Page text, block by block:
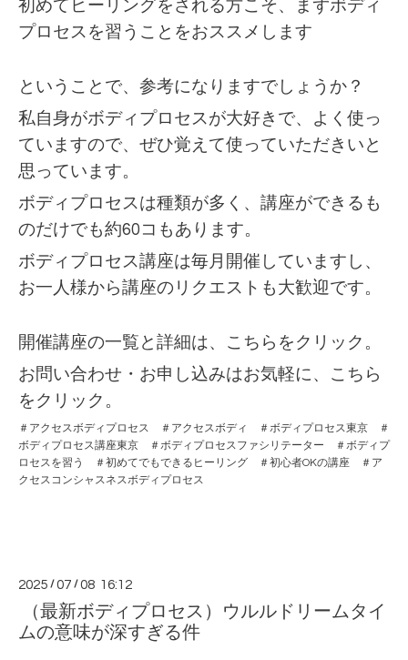
初めてヒーリングをされる方こそ、まずボディ
プロセスを習うことをおススメします
ということで、参考になりますでしょうか？
私自身がボディプロセスが大好きで、よく使っ
ていますので、ぜひ覚えて使っていただきいと
思っています。
ボディプロセスは種類が多く、講座ができるも
のだけでも約60コもあります。
ボディプロセス講座は毎月開催していますし、
お一人様から講座のリクエストも大歓迎です。
開催講座の一覧と詳細は、
こちらをクリック。
お問い合わせ・お申し込みはお気軽に、
こちら
をクリック。
＃アクセスボディプロセス ＃アクセスボディ ＃ボディプロセス東京 ＃
ボディプロセス講座東京 ＃ボディプロセスファシリテーター ＃ボディプ
ロセスを習う ＃初めてでもできるヒーリング ＃初心者OKの講座 ＃ア
クセスコンシャスネスボディプロセス
2025 /07 /08 16:12
（最新ボディプロセス）ウルルドリームタイ
ムの意味が深すぎる件